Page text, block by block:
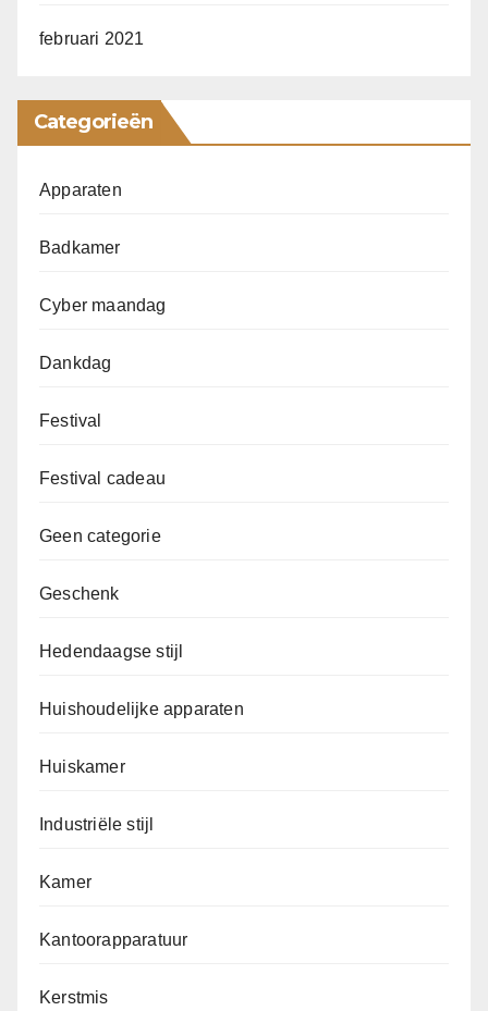
februari 2021
Categorieën
Apparaten
Badkamer
Cyber maandag
Dankdag
Festival
Festival cadeau
Geen categorie
Geschenk
Hedendaagse stijl
Huishoudelijke apparaten
Huiskamer
Industriële stijl
Kamer
Kantoorapparatuur
Kerstmis